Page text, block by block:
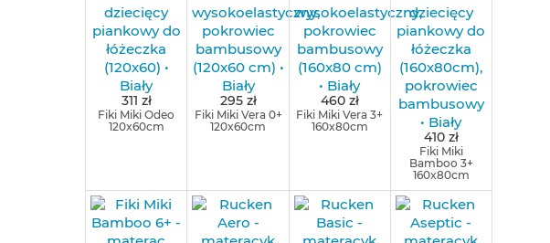
311 zł
Fiki Miki Odeo
120x60cm
295 zł
Fiki Miki Vera 0+
120x60cm
460 zł
Fiki Miki Vera 3+
160x80cm
410 zł
Fiki Miki
Bamboo 3+
160x80cm